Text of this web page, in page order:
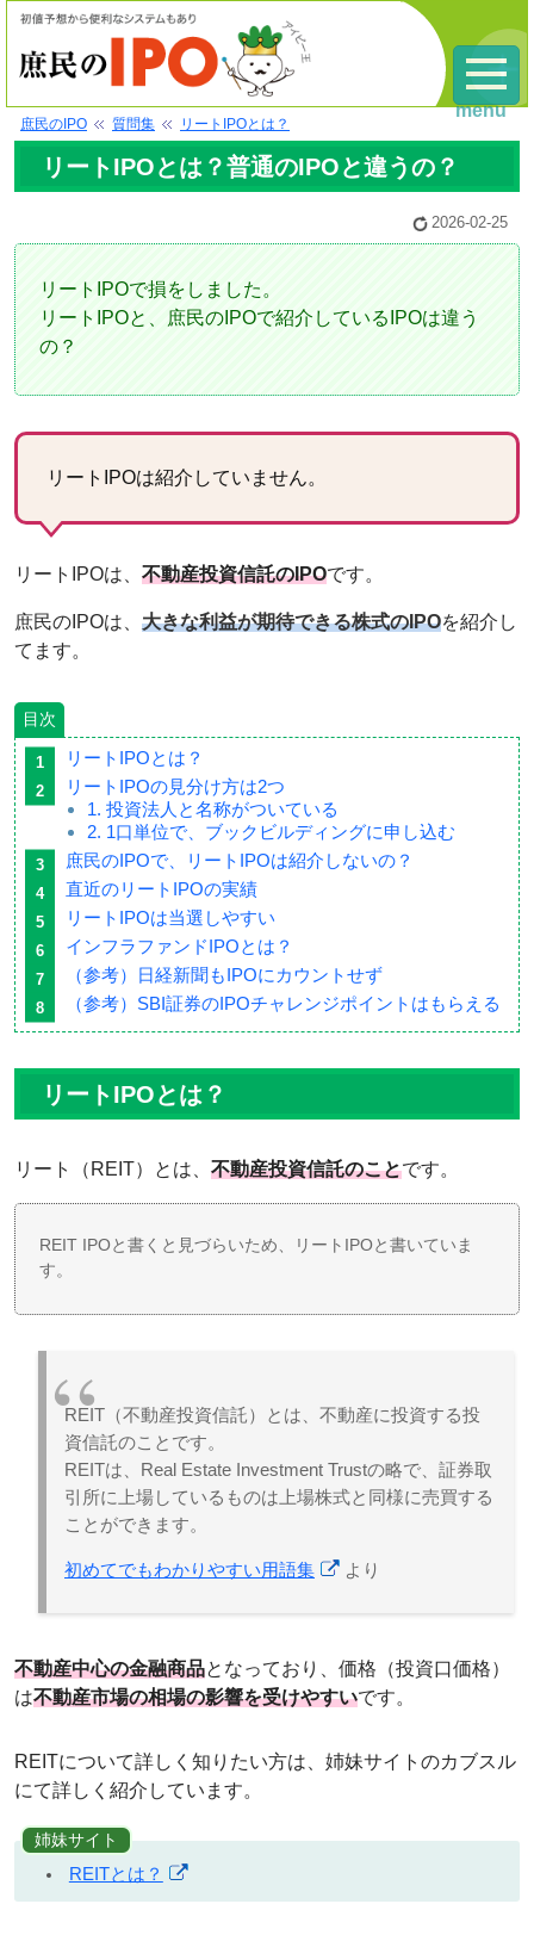
庶民のIPO 質問集 リートIPOとは？
リートIPOとは？普通のIPOと違うの？
2026-02-25
リートIPOで損をしました。
リートIPOと、庶民のIPOで紹介しているIPOは違う
の？
リートIPOは紹介していません。
リートIPOは、 不動産投資信託のIPOです。
庶民のIPOは、 大きな利益が期待できる株式のIPOを紹介し
てます。
目次
リートIPOとは？
リートIPOの見分け方は2つ
1. 投資法人と名称がついている
2. 1口単位で、ブックビルディングに申し込む
庶民のIPOで、リートIPOは紹介しないの？
直近のリートIPOの実績
リートIPOは当選しやすい
インフラファンドIPOとは？
（参考）日経新聞もIPOにカウントせず
（参考）SBI証券のIPOチャレンジポイントはもらえる
リートIPOとは？
リート（REIT）とは、 不動産投資信託のことです。
REIT IPOと書くと見づらいため、リートIPOと書いていま
す。
REIT（不動産投資信託）とは、不動産に投資する投
資信託のことです。
REITは、Real Estate Investment Trustの略で、証券取
引所に上場しているものは上場株式と同様に売買する
ことができます。
初めてでもわかりやすい用語集 より
不動産中心の金融商品となっており、価格（投資口価格）
は不動産市場の相場の影響を受けやすいです。
REITについて詳しく知りたい方は、姉妹サイトのカブスル
にて詳しく紹介しています。
姉妹サイト
REITとは？
menu